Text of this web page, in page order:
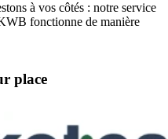
à vos côtés : notre service
fonctionne de manière
place